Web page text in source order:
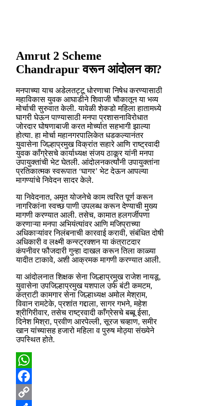
Amrut 2 Scheme
Chandrapur वरून आंदोलन का?
मनपाच्या याच अडेलतट्टू धोरणाचा निषेध करण्यासाठी
महाविकास युवक आघाडीने शिवाजी चौकातून या भव्य
मोर्चाची सुरुवात केली. यावेळी शेकडो महिला हातामध्ये
घागरी घेऊन पाण्यासाठी मनपा प्रशासनाविरोधात
जोरदार घोषणाबाजी करत मोर्च्यात सहभागी झाल्या
होत्या. हा मोर्चा महानगरपालिकेत धडकल्यानंतर
युवासेना जिल्हाप्रमुख विक्रांत सहारे आणि राष्ट्रवादी
युवक काँग्रेसचे कार्याध्यक्ष संजय ठाकूर यांनी मनपा
उपायुक्तांची भेट घेतली. आंदोलनकर्त्यांनी उपायुक्तांना
प्रतिकात्मक स्वरूपात ‘घागर’ भेट देऊन आपल्या
मागण्यांचे निवेदन सादर केले.
या निवेदनात, अमृत योजनेचे काम त्वरित पूर्ण करून
नागरिकांना स्वच्छ पाणी उपलब्ध करून देण्याची मुख्य
मागणी करण्यात आली. तसेच, कामात हलगर्जीपणा
करणाऱ्या मनपा अभियंत्यांवर आणि मजिप्राच्या
अधिकाऱ्यांवर निलंबनाची कारवाई करावी, संबंधित दोषी
अधिकारी व लक्ष्मी कन्स्ट्रक्शन या कंत्राटदार
कंपनीवर फौजदारी गुन्हा दाखल करून तिला काळ्या
यादीत टाकावे, अशी आक्रमक मागणी करण्यात आली.
या आंदोलनात शिक्षक सेना जिल्हाप्रमुख राजेश नायडू,
युवासेना उपजिल्हाप्रमुख यशपाल उर्फ बंटी कमटम,
कंत्राटी कामगार सेना जिल्हाध्यक्ष अमोल मेश्राम,
विवान रामटेके, प्रशांत गद्दाला, सागर गभने, महेश
श्रीगिरीवार, तसेच राष्ट्रवादी काँग्रेसचे बब्बू ईसा,
दिनेश मिश्रा, प्रवीण आरपेल्ली, सूरज चव्हाण, समीर
खान यांच्यासह हजारो महिला व पुरुष मोठ्या संख्येने
उपस्थित होते.
WhatsApp
Facebook